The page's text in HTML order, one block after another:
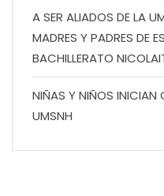
A SER ALIADOS DE LA
MADRES Y PADRES DE
BACHILLERATO
NIÑAS Y NIÑOS INICIAN
UMSNH